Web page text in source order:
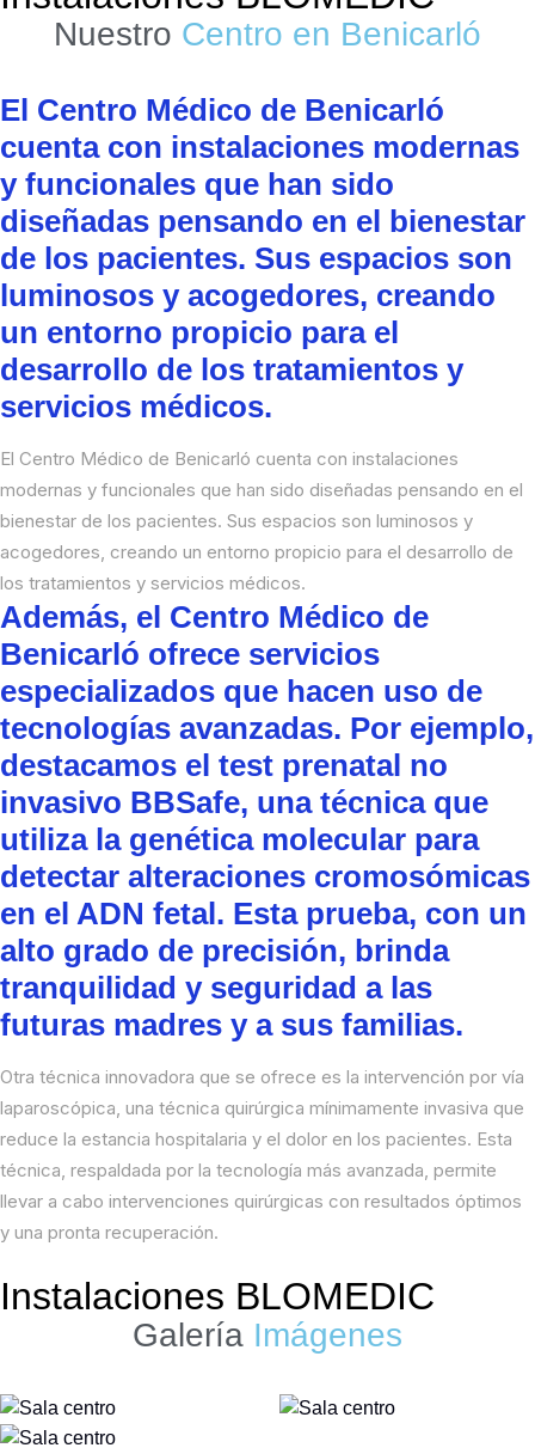
Nuestro Centro en Benicarló
El Centro Médico de Benicarló
cuenta con instalaciones modernas
y funcionales que han sido
diseñadas pensando en el bienestar
de los pacientes. Sus espacios son
luminosos y acogedores, creando
un entorno propicio para el
desarrollo de los tratamientos y
servicios médicos.
El Centro Médico de Benicarló cuenta con instalaciones
modernas y funcionales que han sido diseñadas pensando en el
bienestar de los pacientes. Sus espacios son luminosos y
acogedores, creando un entorno propicio para el desarrollo de
los tratamientos y servicios médicos.
Además, el Centro Médico de
Benicarló ofrece servicios
especializados que hacen uso de
tecnologías avanzadas. Por ejemplo,
destacamos el test prenatal no
invasivo BBSafe, una técnica que
utiliza la genética molecular para
detectar alteraciones cromosómicas
en el ADN fetal. Esta prueba, con un
alto grado de precisión, brinda
tranquilidad y seguridad a las
futuras madres y a sus familias.
Otra técnica innovadora que se ofrece es la intervención por vía
laparoscópica, una técnica quirúrgica mínimamente invasiva que
reduce la estancia hospitalaria y el dolor en los pacientes. Esta
técnica, respaldada por la tecnología más avanzada, permite
llevar a cabo intervenciones quirúrgicas con resultados óptimos
y una pronta recuperación.
Instalaciones BLOMEDIC
Galería Imágenes